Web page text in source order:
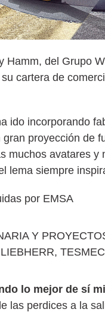
Hamm, del Grupo
cartera de
ido incorporando
proyección de
muchos avatares
lema siempre
Y
lo mejor de sí
las perdices a la